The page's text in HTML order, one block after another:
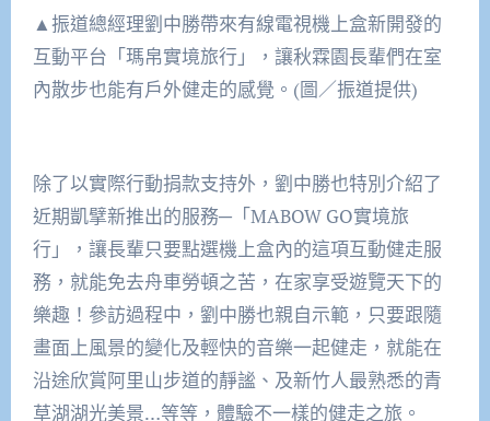
▲振道總經理劉中勝帶來有線電視機上盒新開發的
互動平台「瑪帛實境旅行」，讓秋霖園長輩們在室
內散步也能有戶外健走的感覺。(圖／振道提供)
除了以實際行動捐款支持外，劉中勝也特別介紹了
近期凱擘新推出的服務─「MABOW GO實境旅
行」，讓長輩只要點選機上盒內的這項互動健走服
務，就能免去舟車勞頓之苦，在家享受遊覽天下的
樂趣！參訪過程中，劉中勝也親自示範，只要跟隨
畫面上風景的變化及輕快的音樂一起健走，就能在
沿途欣賞阿里山步道的靜謐、及新竹人最熟悉的青
草湖湖光美景…等等，體驗不一樣的健走之旅。